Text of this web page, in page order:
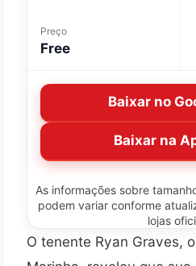
Preço
Free
Baixar no
Baixar na
As informações sobre
podem variar conforme
lojas
O tenente Ryan Graves,